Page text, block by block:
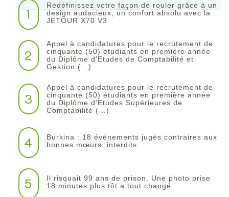
1
Redéfinissez votre façon de rouler grâce à un
design audacieux, un confort absolu avec la
JETOUR X70 V3
2
Appel à candidatures pour le recrutement de
cinquante (50) étudiants en première année
du Diplôme d’Etudes de Comptabilité et
Gestion (…)
3
Appel à candidatures pour le recrutement de
cinquante (50) étudiants en première année
du Diplôme d’Etudes Supérieures de
Comptabilité (…)
4
Burkina : 18 événements jugés contraires aux
bonnes mœurs, interdits
5
Il risquait 99 ans de prison. Une photo prise
18 minutes plus tôt a tout changé